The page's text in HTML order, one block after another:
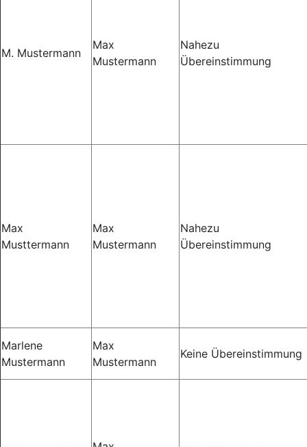
M. Mustermann
Max
Mustermann
Nahezu
Übereinstimmung
Max
Musttermann
Max
Mustermann
Nahezu
Übereinstimmung
Marlene
Mustermann
Max
Mustermann
Keine Übereinstimmung